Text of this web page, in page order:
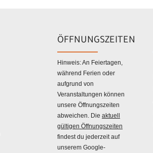
ÖFFNUNGSZEITEN
Hinweis: An Feiertagen,
während Ferien oder
aufgrund von
Veranstaltungen können
unsere Öffnungszeiten
abweichen. Die aktuell
gültigen Öffnungszeiten
findest du jederzeit auf
unserem Google-